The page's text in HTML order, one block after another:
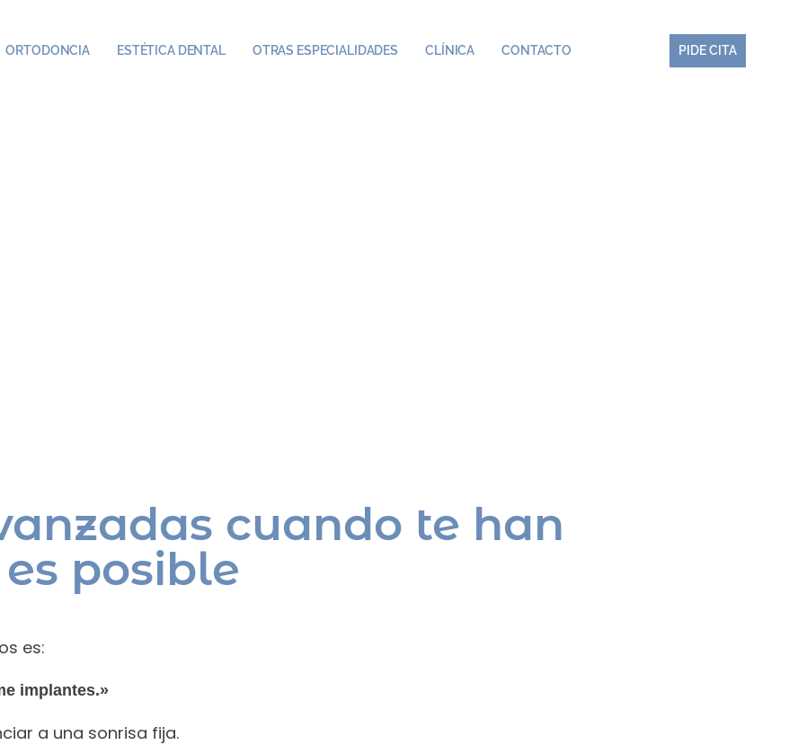
ORTODONCIA ESTÉTICA DENTAL OTRAS ESPECIALIDADES CLÍNICA CONTACTO
PIDE CITA
PIDE CITA
cuando te han
posible
es:
implantes.»
a una sonrisa fija.